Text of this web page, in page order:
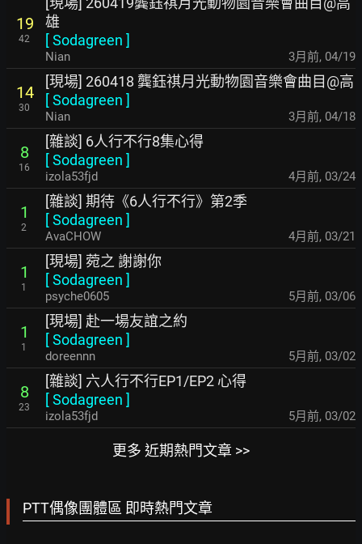
19
42
雄
[Sodagreen ]
Nian 3月前, 04/19
14
30
[現場] 260418 龔鈺祺月光動物園音樂會曲目@高
[Sodagreen ]
Nian 3月前, 04/18
8
16
[雜談] 6人行不行8集心得
[Sodagreen ]
izola53fjd 4月前, 03/24
1
2
[雜談] 期待《6人行不行》第2季
[Sodagreen ]
AvaCHOW 4月前, 03/21
1
1
[現場] 菀之 謝謝你
[Sodagreen ]
psyche0605 5月前, 03/06
1
1
[現場] 赴一場友誼之約
[Sodagreen ]
doreennn 5月前, 03/02
8
23
[雜談] 六人行不行EP1/EP2 心得
[Sodagreen ]
izola53fjd 5月前, 03/02
更多 近期熱門文章 >>
PTT偶像團體區 即時熱門文章